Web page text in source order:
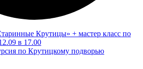
Крутицы» + мастер класс по
в 17.00
по Крутицкому подворью